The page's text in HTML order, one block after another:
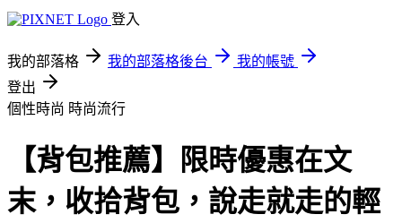
登入
我的部落格 我的部落格後台
我的帳號
登出
個性時尚 時尚流行
【背包推薦】限時優惠在文
末，收拾背包，說走就走的輕